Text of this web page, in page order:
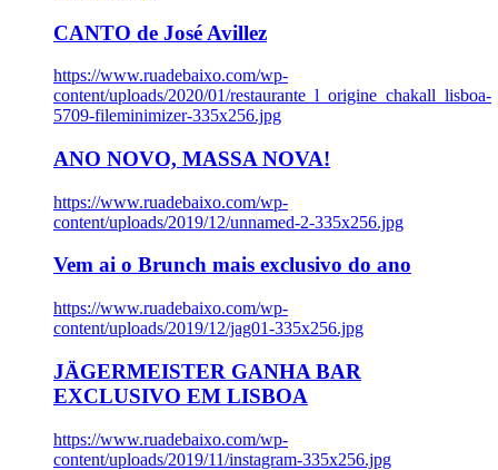
CANTO de José Avillez
https://www.ruadebaixo.com/wp-
content/uploads/2020/01/restaurante_l_origine_chakall_lisboa-
5709-fileminimizer-335x256.jpg
ANO NOVO, MASSA NOVA!
https://www.ruadebaixo.com/wp-
content/uploads/2019/12/unnamed-2-335x256.jpg
Vem ai o Brunch mais exclusivo do ano
https://www.ruadebaixo.com/wp-
content/uploads/2019/12/jag01-335x256.jpg
JÄGERMEISTER GANHA BAR
EXCLUSIVO EM LISBOA
https://www.ruadebaixo.com/wp-
content/uploads/2019/11/instagram-335x256.jpg